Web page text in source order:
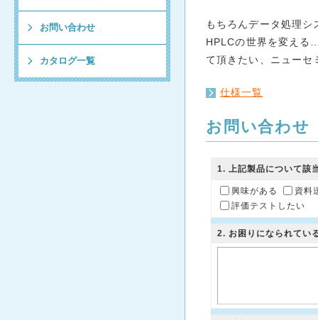
もちろんデータ処理
HPLCの世界を変える
て頂きたい、ニューセ
仕様一覧
お問い合わせ
1. 上記製品について該
興味がある
資料
評価テストしたい
2. お困りになられてい
お問い合わせ
カタログ一覧